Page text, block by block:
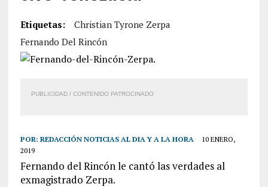
Etiquetas:
Christian Tyrone Zerpa
Fernando Del Rincón
PUBLICIDAD / CONTENIDO PATROCINADO
POR: REDACCIÓN NOTICIAS AL DIA Y A LA HORA
10 ENERO,
2019
Fernando del Rincón le cantó las verdades al
exmagistrado Zerpa.